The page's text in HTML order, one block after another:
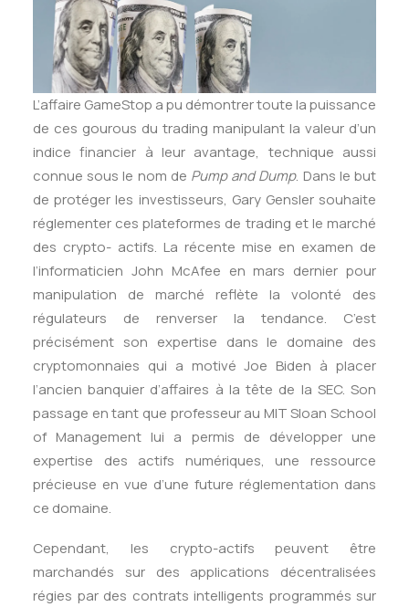
L’affaire GameStop a pu démontrer toute la puissance
de ces gourous du trading manipulant la valeur d’un
indice financier à leur avantage, technique aussi
connue sous le nom de Pump and Dump. Dans le but
de protéger les investisseurs, Gary Gensler souhaite
réglementer ces plateformes de trading et le marché
des crypto- actifs. La récente mise en examen de
l’informaticien John McAfee en mars dernier pour
manipulation de marché reflète la volonté des
régulateurs de renverser la tendance. C’est
précisément son expertise dans le domaine des
cryptomonnaies qui a motivé Joe Biden à placer
l’ancien banquier d’affaires à la tête de la SEC. Son
passage en tant que professeur au MIT Sloan School
of Management lui a permis de développer une
expertise des actifs numériques, une ressource
précieuse en vue d’une future réglementation dans
ce domaine.
Cependant, les crypto-actifs peuvent être
marchandés sur des applications décentralisées
régies par des contrats intelligents programmés sur